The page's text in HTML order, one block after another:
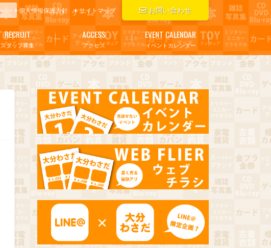
お問い合わせ
個人情報保護方針 サイトマップ
スタッフ募集
RECRUIT
アクセス
ACCESS
イベントカレンダー
EVENT CALENDAR